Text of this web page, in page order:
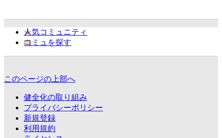
人気コミュニティ
コミュを探す
このページの上部へ
健全化の取り組み
プライバシーポリシー
新規登録
利用規約